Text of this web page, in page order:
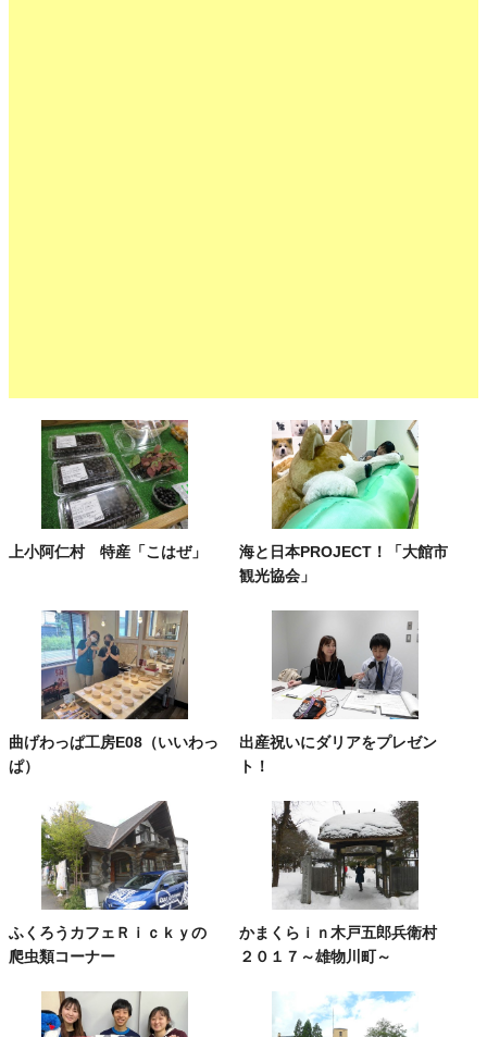
上小阿仁村 特産「こはぜ」
海と日本PROJECT！「大館市
観光協会」
曲げわっぱ工房E08（いいわっ
ぱ）
出産祝いにダリアをプレゼン
ト！
ふくろうカフェＲｉｃｋｙの
爬虫類コーナー
かまくらｉｎ木戸五郎兵衛村
２０１７～雄物川町～